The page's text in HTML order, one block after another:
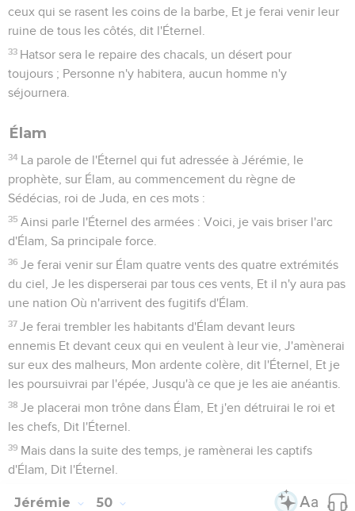
ceux qui se rasent les coins de la barbe, Et je ferai venir leur
ruine de tous les côtés, dit l'Éternel.
33 Hatsor sera le repaire des chacals, un désert pour
toujours ; Personne n'y habitera, aucun homme n'y
séjournera.
Élam
34 La parole de l'Éternel qui fut adressée à Jérémie, le
prophète, sur Élam, au commencement du règne de
Sédécias, roi de Juda, en ces mots :
35 Ainsi parle l'Éternel des armées : Voici, je vais briser l'arc
d'Élam, Sa principale force.
36 Je ferai venir sur Élam quatre vents des quatre extrémités
du ciel, Je les disperserai par tous ces vents, Et il n'y aura pas
une nation Où n'arrivent des fugitifs d'Élam.
37 Je ferai trembler les habitants d'Élam devant leurs
ennemis Et devant ceux qui en veulent à leur vie, J'amènerai
sur eux des malheurs, Mon ardente colère, dit l'Éternel, Et je
les poursuivrai par l'épée, Jusqu'à ce que je les aie anéantis.
38 Je placerai mon trône dans Élam, Et j'en détruirai le roi et
les chefs, Dit l'Éternel.
39 Mais dans la suite des temps, je ramènerai les captifs
d'Élam, Dit l'Éternel.
Jérémie 50